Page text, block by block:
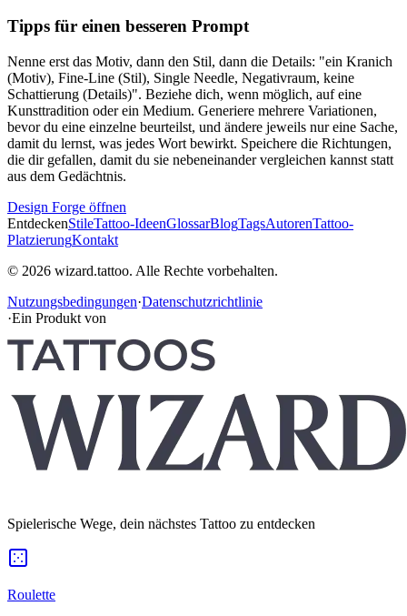
Tipps für einen besseren Prompt
Nenne erst das Motiv, dann den Stil, dann die Details: "ein Kranich
(Motiv), Fine-Line (Stil), Single Needle, Negativraum, keine
Schattierung (Details)". Beziehe dich, wenn möglich, auf eine
Kunsttradition oder ein Medium. Generiere mehrere Variationen,
bevor du eine einzelne beurteilst, und ändere jeweils nur eine Sache,
damit du lernst, was jedes Wort bewirkt. Speichere die Richtungen,
die dir gefallen, damit du sie nebeneinander vergleichen kannst statt
aus dem Gedächtnis.
Design Forge öffnen
EntdeckenStileTattoo-IdeenGlossarBlogTagsAutorenTattoo-
PlatzierungKontakt
© 2026 wizard.tattoo. Alle Rechte vorbehalten.
Nutzungsbedingungen·Datenschutzrichtlinie
·Ein Produkt von
Spielerische Wege, dein nächstes Tattoo zu entdecken
Roulette